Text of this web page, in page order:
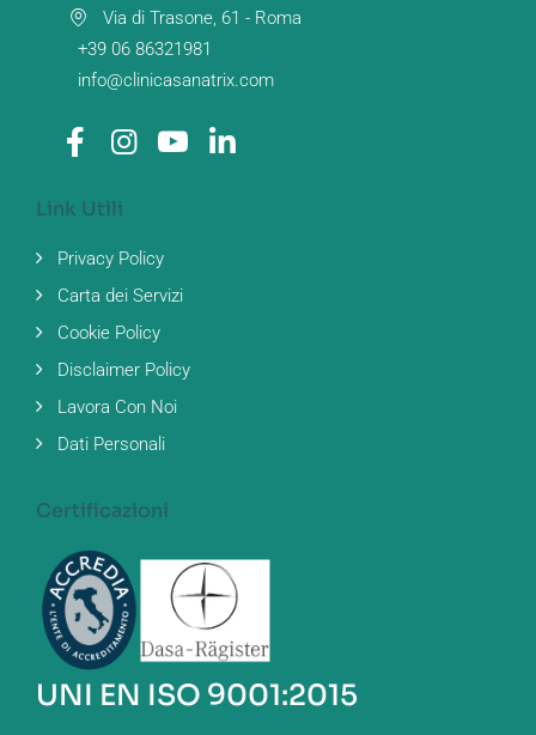
Via di Trasone, 61 - Roma
+39 06 86321981
info@clinicasanatrix.com
Link Utili
Privacy Policy
Carta dei Servizi
Cookie Policy
Disclaimer Policy
Lavora Con Noi
Dati Personali
Certificazioni
UNI EN ISO 9001:2015